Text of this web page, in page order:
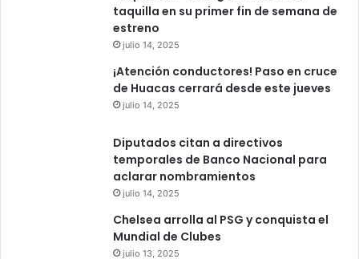
taquilla en su primer fin de semana de
estreno
julio 14, 2025
¡Atención conductores! Paso en cruce
de Huacas cerrará desde este jueves
julio 14, 2025
Diputados citan a directivos
temporales de Banco Nacional para
aclarar nombramientos
julio 14, 2025
Chelsea arrolla al PSG y conquista el
Mundial de Clubes
julio 13, 2025